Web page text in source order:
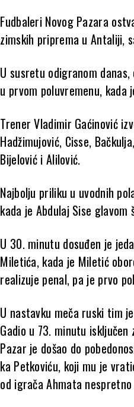
Fudbaleri Novog Pazara
zimskih priprema u Antaliji,
U susretu odigranom
u prvom poluvremenu,
Trener Vladimir Gaćinović
Hadžimujović, Cisse,
Bijelović i Alilović.
Najbolju priliku u uvodnih
kada je Abdulaj Sise
U 30. minutu dosuđen je
Miletića, kada je Miletić
realizuje penal, pa je prvo
U nastavku meča ruski tim
Gadio u 73. minutu
Pazar je došao do
ka Petkoviću, koji mu je
od igrača Ahmata